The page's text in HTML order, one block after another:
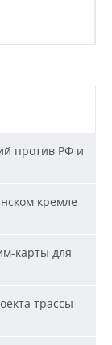
против РФ и
кремле
карты для
трассы